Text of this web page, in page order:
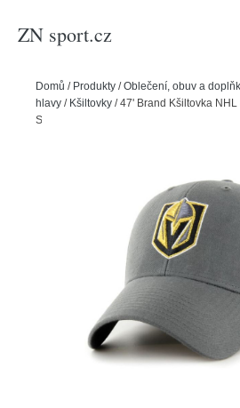
ZN sport.cz
Domů / Produkty /Oblečení, obuv a
hlavy / Kšiltovky /47' Brand Kšiltovka
Senior, Vegas Golden Knights